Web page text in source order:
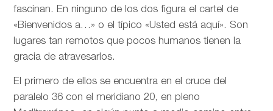
fascinan. En ninguno de los dos figura el cartel de
«Bienvenidos a…» o el típico «Usted está aquí». Son
lugares tan remotos que pocos humanos tienen la
gracia de atravesarlos.
El primero de ellos se encuentra en el cruce del
paralelo 36 con el meridiano 20, en pleno